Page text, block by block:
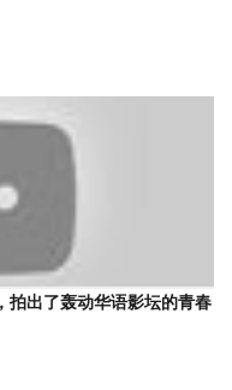
拍出了轰动华语影坛的青春